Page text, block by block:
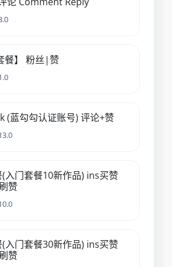
餐】 粉丝|赞
(蓝勾勾认证账号) 评论+赞
入门套餐10新作品) ins买赞
赞
入门套餐30新作品) ins买赞
赞